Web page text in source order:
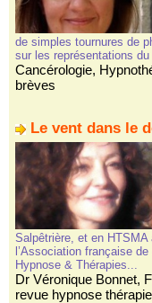
de simples tournures de
sur les représentations
Cancérologie,
brèves
Le vent dans le
Salpêtrière, et en
l’Association française
Hypnose & Thérapies...
Dr Véronique Bonnet,
revue hypnose